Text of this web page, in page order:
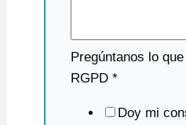
Pregúntanos lo
RGPD *
Doy mi